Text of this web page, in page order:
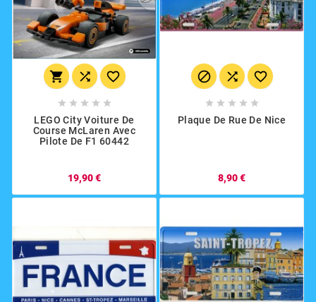
  
    
LEGO City Voiture De
Course McLaren Avec
Pilote De F1 60442
19,90 €
  
    
Plaque De Rue De Nice
8,90 €